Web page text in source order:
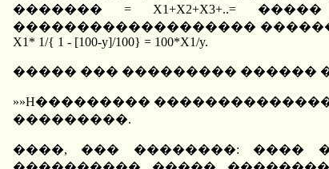
������� = X1+X2+X3+..=
�������������������
X1* 1/{ 1 - [100-y]/100} = 100*X1/y.
����� ��� ��������� ������
»»H��������� ��������������
���������.
����, ��� ��������: ����